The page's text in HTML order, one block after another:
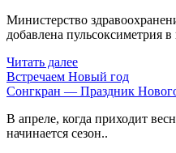
Министерство
добавлена пульсоксиметрия в
Читать далее
Встречаем Новый год
Сонгкран — Праздник
В апреле, когда приходит
начинается сезон..